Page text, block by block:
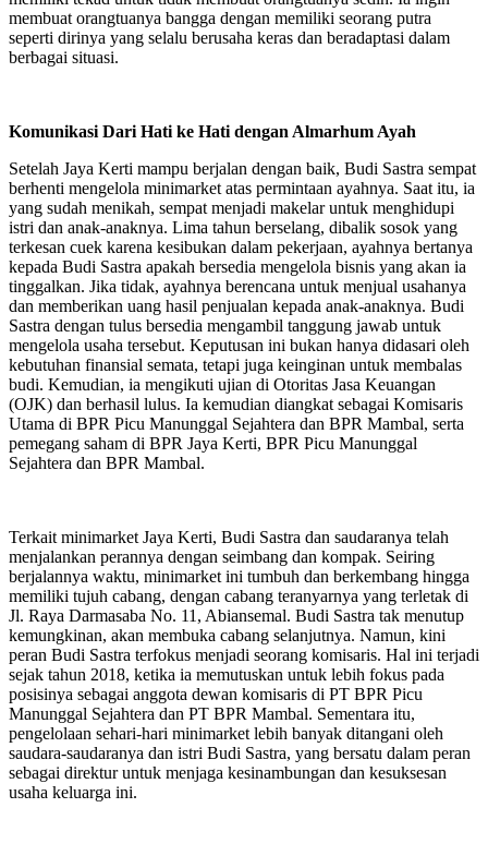
membuat orangtuanya bangga dengan memiliki seorang putra
seperti dirinya yang selalu berusaha keras dan beradaptasi dalam
berbagai situasi.
Komunikasi Dari Hati ke Hati dengan Almarhum Ayah
Setelah Jaya Kerti mampu berjalan dengan baik, Budi Sastra sempat
berhenti mengelola minimarket atas permintaan ayahnya. Saat itu, ia
yang sudah menikah, sempat menjadi makelar untuk menghidupi
istri dan anak-anaknya. Lima tahun berselang, dibalik sosok yang
terkesan cuek karena kesibukan dalam pekerjaan, ayahnya bertanya
kepada Budi Sastra apakah bersedia mengelola bisnis yang akan ia
tinggalkan. Jika tidak, ayahnya berencana untuk menjual usahanya
dan memberikan uang hasil penjualan kepada anak-anaknya. Budi
Sastra dengan tulus bersedia mengambil tanggung jawab untuk
mengelola usaha tersebut. Keputusan ini bukan hanya didasari oleh
kebutuhan finansial semata, tetapi juga keinginan untuk membalas
budi. Kemudian, ia mengikuti ujian di Otoritas Jasa Keuangan
(OJK) dan berhasil lulus. Ia kemudian diangkat sebagai Komisaris
Utama di BPR Picu Manunggal Sejahtera dan BPR Mambal, serta
pemegang saham di BPR Jaya Kerti, BPR Picu Manunggal
Sejahtera dan BPR Mambal.
Terkait minimarket Jaya Kerti, Budi Sastra dan saudaranya telah
menjalankan perannya dengan seimbang dan kompak. Seiring
berjalannya waktu, minimarket ini tumbuh dan berkembang hingga
memiliki tujuh cabang, dengan cabang teranyarnya yang terletak di
Jl. Raya Darmasaba No. 11, Abiansemal. Budi Sastra tak menutup
kemungkinan, akan membuka cabang selanjutnya. Namun, kini
peran Budi Sastra terfokus menjadi seorang komisaris. Hal ini terjadi
sejak tahun 2018, ketika ia memutuskan untuk lebih fokus pada
posisinya sebagai anggota dewan komisaris di PT BPR Picu
Manunggal Sejahtera dan PT BPR Mambal. Sementara itu,
pengelolaan sehari-hari minimarket lebih banyak ditangani oleh
saudara-saudaranya dan istri Budi Sastra, yang bersatu dalam peran
sebagai direktur untuk menjaga kesinambungan dan kesuksesan
usaha keluarga ini.